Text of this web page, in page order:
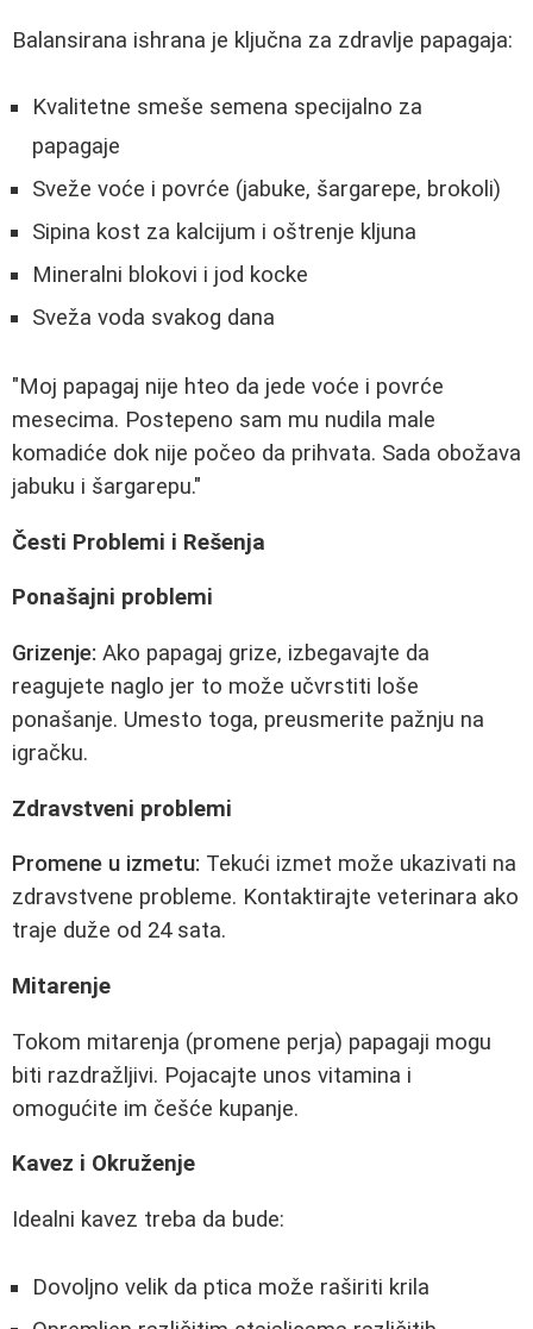
Balansirana ishrana je ključna za zdravlje papagaja:
Kvalitetne smeše semena specijalno za
papagaje
Sveže voće i povrće (jabuke, šargarepe, brokoli)
Sipina kost za kalcijum i oštrenje kljuna
Mineralni blokovi i jod kocke
Sveža voda svakog dana
"Moj papagaj nije hteo da jede voće i povrće
mesecima. Postepeno sam mu nudila male
komadiće dok nije počeo da prihvata. Sada obožava
jabuku i šargarepu."
Česti Problemi i Rešenja
Ponašajni problemi
Grizenje: Ako papagaj grize, izbegavajte da
reagujete naglo jer to može učvrstiti loše
ponašanje. Umesto toga, preusmerite pažnju na
igračku.
Zdravstveni problemi
Promene u izmetu: Tekući izmet može ukazivati na
zdravstvene probleme. Kontaktirajte veterinara ako
traje duže od 24 sata.
Mitarenje
Tokom mitarenja (promene perja) papagaji mogu
biti razdražljivi. Pojacajte unos vitamina i
omogućite im češće kupanje.
Kavez i Okruženje
Idealni kavez treba da bude:
Dovoljno velik da ptica može raširiti krila